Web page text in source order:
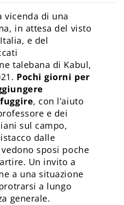
vicenda di una
in attesa del visto
e del
talebana di Kabul,
Pochi giorni per
, con l’aiuto
e dei
sul campo,
dalle
sposi poche
Un invito a
a una situazione
a lungo
generale.